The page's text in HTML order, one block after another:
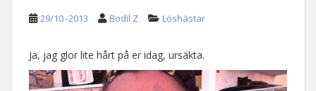
29/10 -2013 Bodil Z Löshästar
Ja, jag glor lite hårt på er idag, ursäkta.